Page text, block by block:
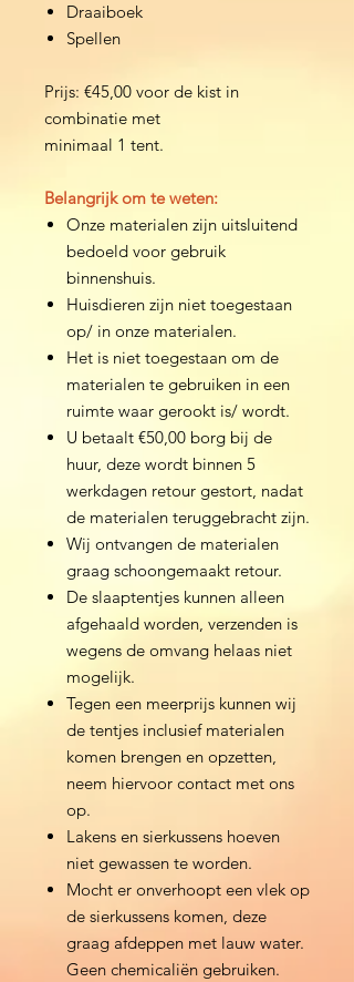
Draaiboek
Spellen
Prijs: €45,00 voor de kist in
combinatie met
minimaal 1 tent.
Belangrijk om te weten:
Onze materialen zijn uitsluitend
bedoeld voor gebruik
binnenshuis.
​​Huisdieren zijn niet toegestaan
op/ in onze materialen.
​Het is niet toegestaan om de
materialen te gebruiken in een
ruimte waar gerookt is/ wordt.
U betaalt €50,00 borg bij de
huur, deze wordt binnen 5
werkdagen retour gestort, nadat
de materialen teruggebracht zijn.
Wij ontvangen de materialen
graag schoongemaakt retour.
De slaaptentjes kunnen alleen
afgehaald worden, verzenden is
wegens de omvang helaas niet
mogelijk.
Tegen een meerprijs kunnen wij
de tentjes inclusief materialen
komen brengen en opzetten,
neem hiervoor contact met ons
op.
Lakens en sierkussens hoeven
niet gewassen te worden.
Mocht er onverhoopt een vlek op
de sierkussens komen, deze
graag afdeppen met lauw water.
Geen chemicaliën gebruiken.